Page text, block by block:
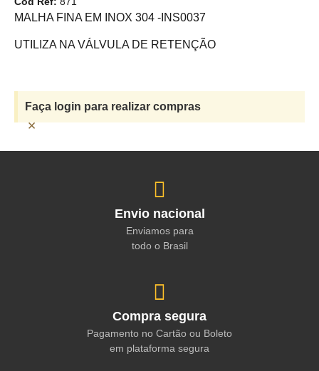
MALHA FINA EM INOX 304 -INS0037
UTILIZA NA VÁLVULA DE RETENÇÃO
Faça login para realizar compras
×
Envio nacional
Enviamos para
todo o Brasil
Compra segura
Pagamento no Cartão ou Boleto
em plataforma segura